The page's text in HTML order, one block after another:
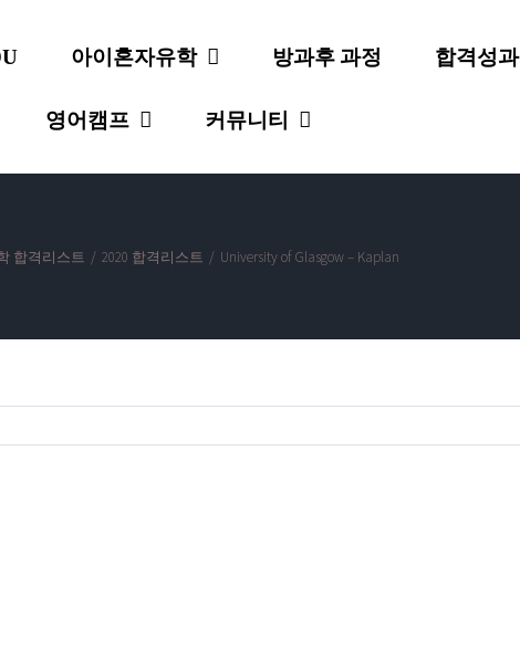
아이혼자유학 방과후 과정 합격성과
영어캠프 커뮤니티
합격리스트 / 2020 합격리스트 / University of Glasgow – Kaplan